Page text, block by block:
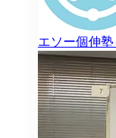
エソー個伸塾